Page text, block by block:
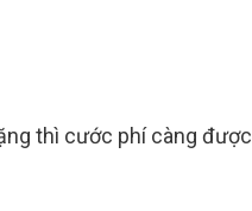
thì cước phí càng được